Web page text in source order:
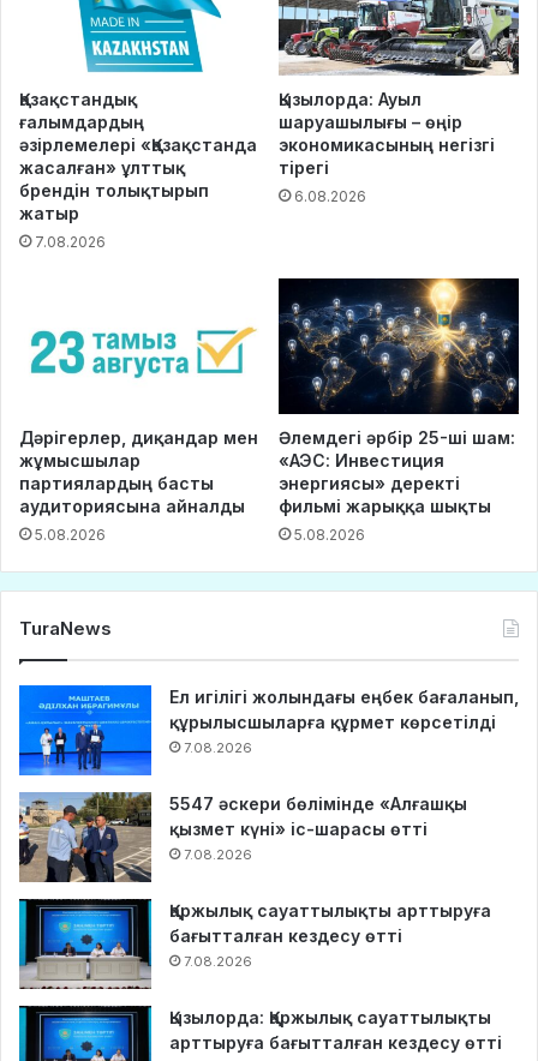
Қазақстандық
ғалымдардың
әзірлемелері «Қазақстанда
жасалған» ұлттық
брендін толықтырып
жатыр
7.08.2026
Қызылорда: Ауыл
шаруашылығы – өңір
экономикасының негізгі
тірегі
6.08.2026
Дәрігерлер, диқандар мен
жұмысшылар
партиялардың басты
аудиториясына айналды
5.08.2026
Әлемдегі әрбір 25-ші шам:
«АЭС: Инвестиция
энергиясы» деректі
фильмі жарыққа шықты
5.08.2026
TuraNews
Ел игілігі жолындағы еңбек бағаланып,
құрылысшыларға құрмет көрсетілді
7.08.2026
5547 әскери бөлімінде «Алғашқы
қызмет күні» іс-шарасы өтті
7.08.2026
Қаржылық сауаттылықты арттыруға
бағытталған кездесу өтті
7.08.2026
Қызылорда: Қаржылық сауаттылықты
арттыруға бағытталған кездесу өтті